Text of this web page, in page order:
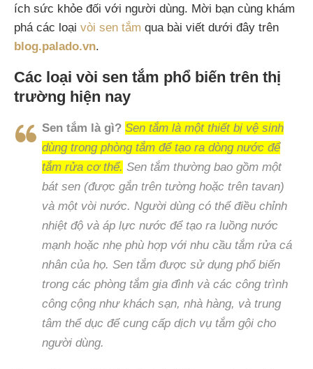
ích sức khỏe đối với người dùng. Mời bạn cùng khám
phá các loại vòi sen tắm qua bài viết dưới đây trên
blog.palado.vn.
Các loại vòi sen tắm phổ biến trên thị
trường hiện nay
Sen tắm là gì? Sen tắm là một thiết bị vệ sinh
dùng trong phòng tắm để tạo ra dòng nước để
tắm rửa cơ thể. Sen tắm thường bao gồm một
bát sen (được gắn trên tường hoặc trên tavan)
và một vòi nước. Người dùng có thể điều chỉnh
nhiệt độ và áp lực nước để tạo ra luồng nước
mạnh hoặc nhẹ phù hợp với nhu cầu tắm rửa cá
nhân của họ. Sen tắm được sử dụng phổ biến
trong các phòng tắm gia đình và các công trình
công cộng như khách sạn, nhà hàng, và trung
tâm thể dục để cung cấp dịch vụ tắm gội cho
người dùng.